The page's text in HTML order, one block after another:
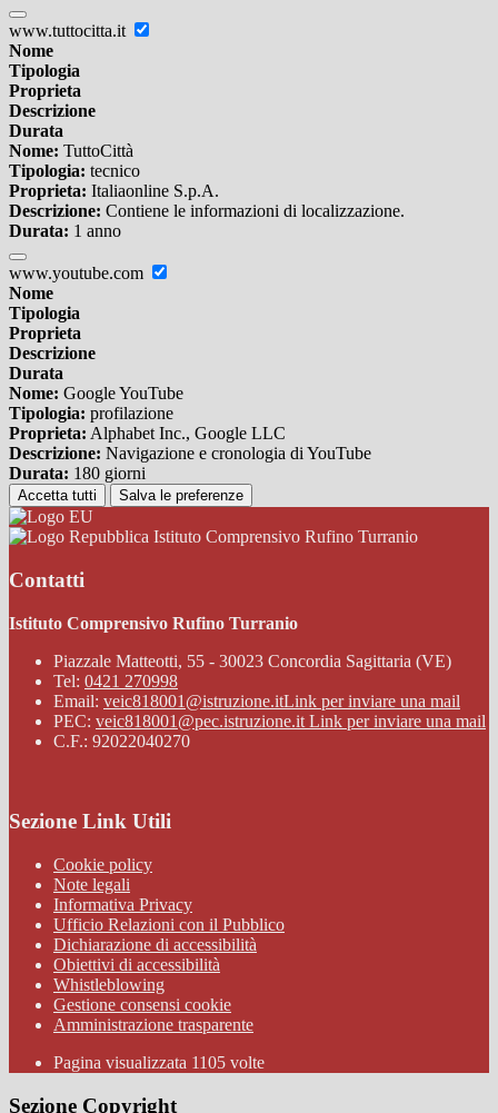
www.tuttocitta.it
Nome
Tipologia
Proprieta
Descrizione
Durata
Nome: TuttoCittà
Tipologia: tecnico
Proprieta: Italiaonline S.p.A.
Descrizione: Contiene le informazioni di localizzazione.
Durata: 1 anno
www.youtube.com
Nome
Tipologia
Proprieta
Descrizione
Durata
Nome: Google YouTube
Tipologia: profilazione
Proprieta: Alphabet Inc., Google LLC
Descrizione: Navigazione e cronologia di YouTube
Durata: 180 giorni
Accetta tutti Salva le preferenze
Istituto Comprensivo Rufino Turranio
Contatti
Istituto Comprensivo Rufino Turranio
Piazzale Matteotti, 55 - 30023 Concordia Sagittaria (VE)
Tel: 0421 270998
Email: veic818001@istruzione.itLink per inviare una mail
PEC: veic818001@pec.istruzione.it Link per inviare una mail
C.F.: 92022040270
Sezione Link Utili
Cookie policy
Note legali
Informativa Privacy
Ufficio Relazioni con il Pubblico
Dichiarazione di accessibilità
Obiettivi di accessibilità
Whistleblowing
Gestione consensi cookie
Amministrazione trasparente
Pagina visualizzata 1105 volte
Sezione Copyright